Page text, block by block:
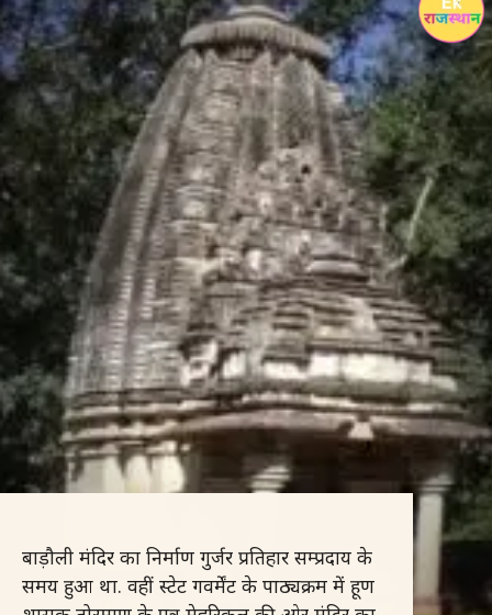
बाड़ौली मंदिर का निर्माण गुर्जर प्रतिहार सम्प्रदाय के
समय हुआ था. वहीं स्टेट गवर्मेंट के पाठ्यक्रम में हूण